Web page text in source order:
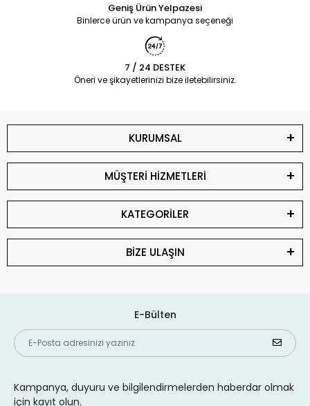
Geniş Ürün Yelpazesi
Binlerce ürün ve kampanya seçeneği
7 / 24 DESTEK
Öneri ve şikayetlerinizi bize iletebilirsiniz.
KURUMSAL
MÜŞTERİ HİZMETLERİ
KATEGORİLER
BİZE ULAŞIN
E-Bülten
Kampanya, duyuru ve bilgilendirmelerden haberdar olmak
için kayıt olun.